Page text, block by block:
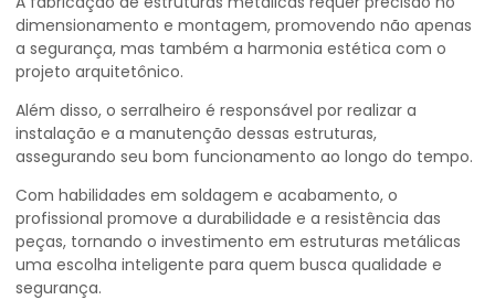
dimensionamento e montagem, promovendo não apenas
a segurança, mas também a harmonia estética com o
projeto arquitetônico.
Além disso, o serralheiro é responsável por realizar a
instalação e a manutenção dessas estruturas,
assegurando seu bom funcionamento ao longo do tempo.
Com habilidades em soldagem e acabamento, o
profissional promove a durabilidade e a resistência das
peças, tornando o investimento em estruturas metálicas
uma escolha inteligente para quem busca qualidade e
segurança.